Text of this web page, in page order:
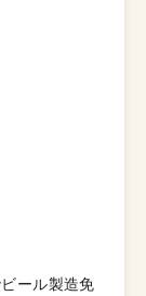
ール製造免